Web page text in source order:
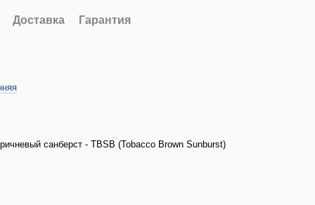
Доставка
Гарантия
санберст - TBSB (Tobacco Brown Sunburst)